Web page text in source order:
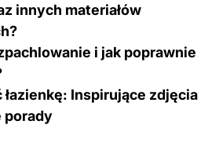
innych materiałów
i jak poprawnie
łazienkę: Inspirujące zdjęcia
porady